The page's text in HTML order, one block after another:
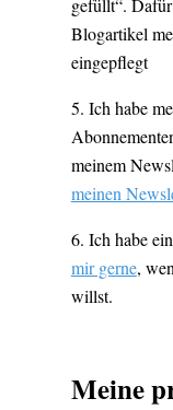
gefüllt“.
Blogartikel
eingepflegt
Ich habe
meinem
meinen
Ich habe
mir gerne,
willst.
Meine